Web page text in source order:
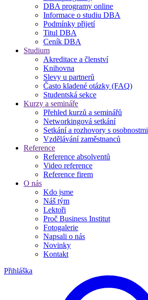
DBA programy online
Informace o studiu DBA
Podmínky přijetí
Titul DBA
Ceník DBA
Studium
Akreditace a členství
Knihovna
Slevy u partnerů
Často kladené otázky (FAQ)
Studentská sekce
Kurzy a semináře
Přehled kurzů a seminářů
Networkingová setkání
Setkání a rozhovory s osobnostmi
Vzdělávání zaměstnanců
Reference
Reference absolventů
Video reference
Reference firem
O nás
Kdo jsme
Náš tým
Lektoři
Proč Business Institut
Fotogalerie
Napsali o nás
Novinky
Kontakt
Přihláška